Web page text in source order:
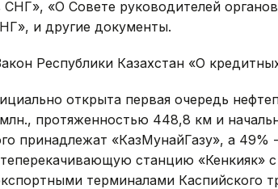
«О Совете руководителей
и другие документы.
Республики Казахстан «О
открыта первая очередь
протяженностью 448,8 км и
принадлежат «КазМунайГазу», а 49%
станцию «Кенкияк»
терминалами Каспийского